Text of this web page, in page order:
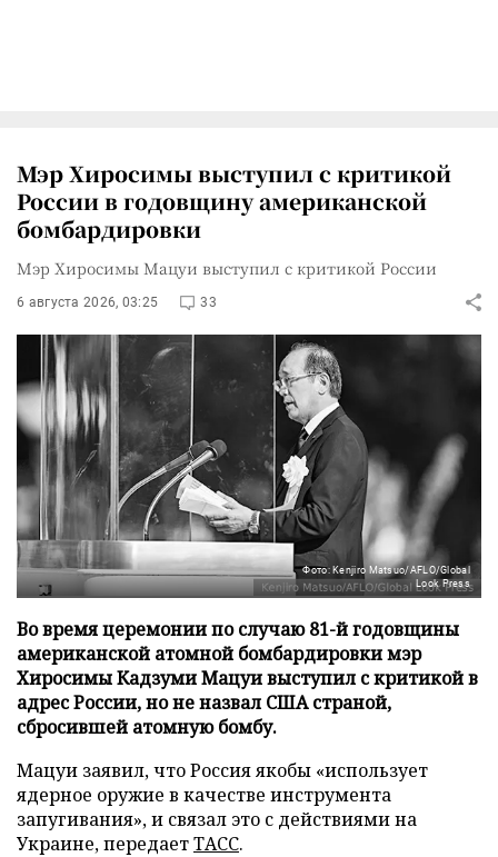
Мэр Хиросимы выступил с критикой
России в годовщину американской
бомбардировки
Мэр Хиросимы Мацуи выступил с критикой России
6 августа 2026, 03:25 33
Фото: Kenjiro Matsuo/AFLO/Global
Look Press
Во время церемонии по случаю 81-й годовщины
американской атомной бомбардировки мэр
Хиросимы Кадзуми Мацуи выступил с критикой в
адрес России, но не назвал США страной,
сбросившей атомную бомбу.
Мацуи заявил, что Россия якобы «использует
ядерное оружие в качестве инструмента
запугивания», и связал это с действиями на
Украине, передаетТАСС.